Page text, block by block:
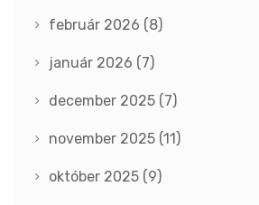
február 2026 (8)
január 2026 (7)
december 2025 (7)
november 2025 (11)
október 2025 (9)